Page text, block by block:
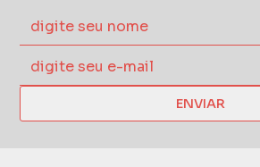
ENVIAR